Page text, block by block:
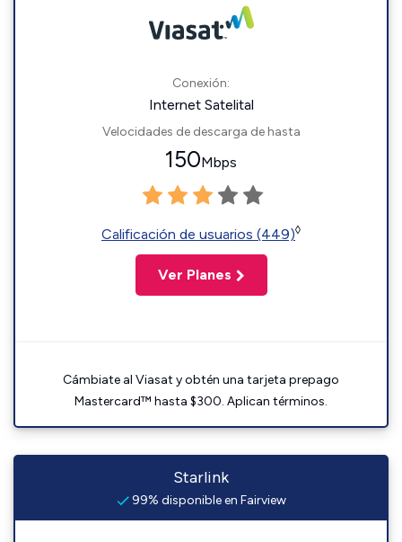
Conexión:
Internet Satelital
Velocidades de descarga de hasta
150Mbps
Calificación de usuarios (449)◊
Ver Planes
Cámbiate al Viasat y obtén una tarjeta prepago
Mastercard™ hasta $300. Aplican términos.
Starlink
99% disponible en Fairview